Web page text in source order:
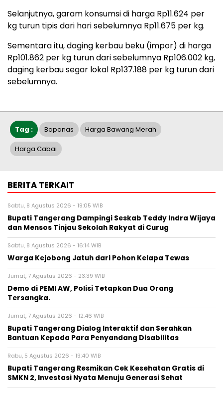
Selanjutnya, garam konsumsi di harga Rp11.624 per
kg turun tipis dari hari sebelumnya Rp11.675 per kg.
Sementara itu, daging kerbau beku (impor) di harga
Rp101.862 per kg turun dari sebelumnya Rp106.002 kg,
daging kerbau segar lokal Rp137.188 per kg turun dari
sebelumnya.
Tag : Bapanas Harga Bawang Merah
Harga Cabai
BERITA TERKAIT
Sabtu, 8 Agustus 2026 - 19:05 WIB
Bupati Tangerang Dampingi Seskab Teddy Indra Wijaya
dan Mensos Tinjau Sekolah Rakyat di Curug
Sabtu, 8 Agustus 2026 - 16:14 WIB
Warga Kejobong Jatuh dari Pohon Kelapa Tewas
Jumat, 7 Agustus 2026 - 23:39 WIB
Demo di PEMI AW, Polisi Tetapkan Dua Orang
Tersangka.
Jumat, 7 Agustus 2026 - 12:46 WIB
Bupati Tangerang Dialog Interaktif dan Serahkan
Bantuan Kepada Para Penyandang Disabilitas
Rabu, 5 Agustus 2026 - 19:40 WIB
‎Bupati Tangerang Resmikan Cek Kesehatan Gratis di
SMKN 2, Investasi Nyata Menuju Generasi Sehat